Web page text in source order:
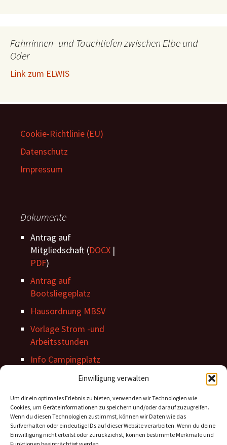
Einwilligung verwalten
Um dir ein optimales Erlebnis zu bieten, verwenden wir Technologien wie
Cookies, um Geräteinformationen zu speichern und/oder darauf zuzugreifen.
Wenn du diesen Technologien zustimmst, können wir Daten wie das
Surfverhalten oder eindeutige IDs auf dieser Website verarbeiten. Wenn du deine
Einwilligung nicht erteilst oder zurückziehst, können bestimmte Merkmale und
Fahrrinnen- und Tauchtiefen zwischen Elbe und
Oder
Link zum ELWIS
Cookie-Richtlinie (EU)
Datenschutz
Impressum
Dokumente
Antrag auf
Mitgliedschaft (DOCX |
PDF)
Antrag auf
Bootsliegeplatz
Hausordnung MBSV
Vorlage Strom -und
Arbeitsstunden
Info Campingplatz
Stegordnung